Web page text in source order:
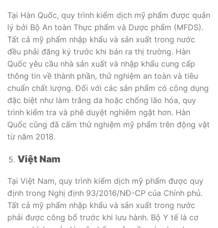
Tại Hàn Quốc, quy trình kiểm dịch mỹ phẩm được quản
lý bởi Bộ An toàn Thực phẩm và Dược phẩm (MFDS).
Tất cả mỹ phẩm nhập khẩu và sản xuất trong nước
đều phải đăng ký trước khi bán ra thị trường. Hàn
Quốc yêu cầu nhà sản xuất và nhập khẩu cung cấp
thông tin về thành phần, thử nghiệm an toàn và tiêu
chuẩn chất lượng. Đối với các sản phẩm có công dụng
đặc biệt như làm trắng da hoặc chống lão hóa, quy
trình kiểm tra và phê duyệt nghiêm ngặt hơn. Hàn
Quốc cũng đã cấm thử nghiệm mỹ phẩm trên động vật
từ năm 2018.
Việt Nam
Tại Việt Nam, quy trình kiểm dịch mỹ phẩm được quy
định trong Nghị định 93/2016/NĐ-CP của Chính phủ.
Tất cả mỹ phẩm nhập khẩu và sản xuất trong nước
phải được công bố trước khi lưu hành. Bộ Y tế là cơ